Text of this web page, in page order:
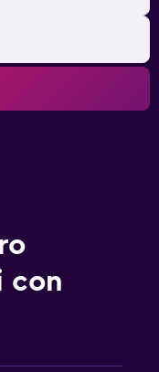
con